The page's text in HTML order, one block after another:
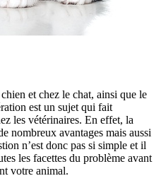
et chez le chat, ainsi que le
est un sujet qui fait
les vétérinaires. En effet, la
nombreux avantages mais aussi
n’est donc pas si simple et il
les facettes du problème avant
votre animal.